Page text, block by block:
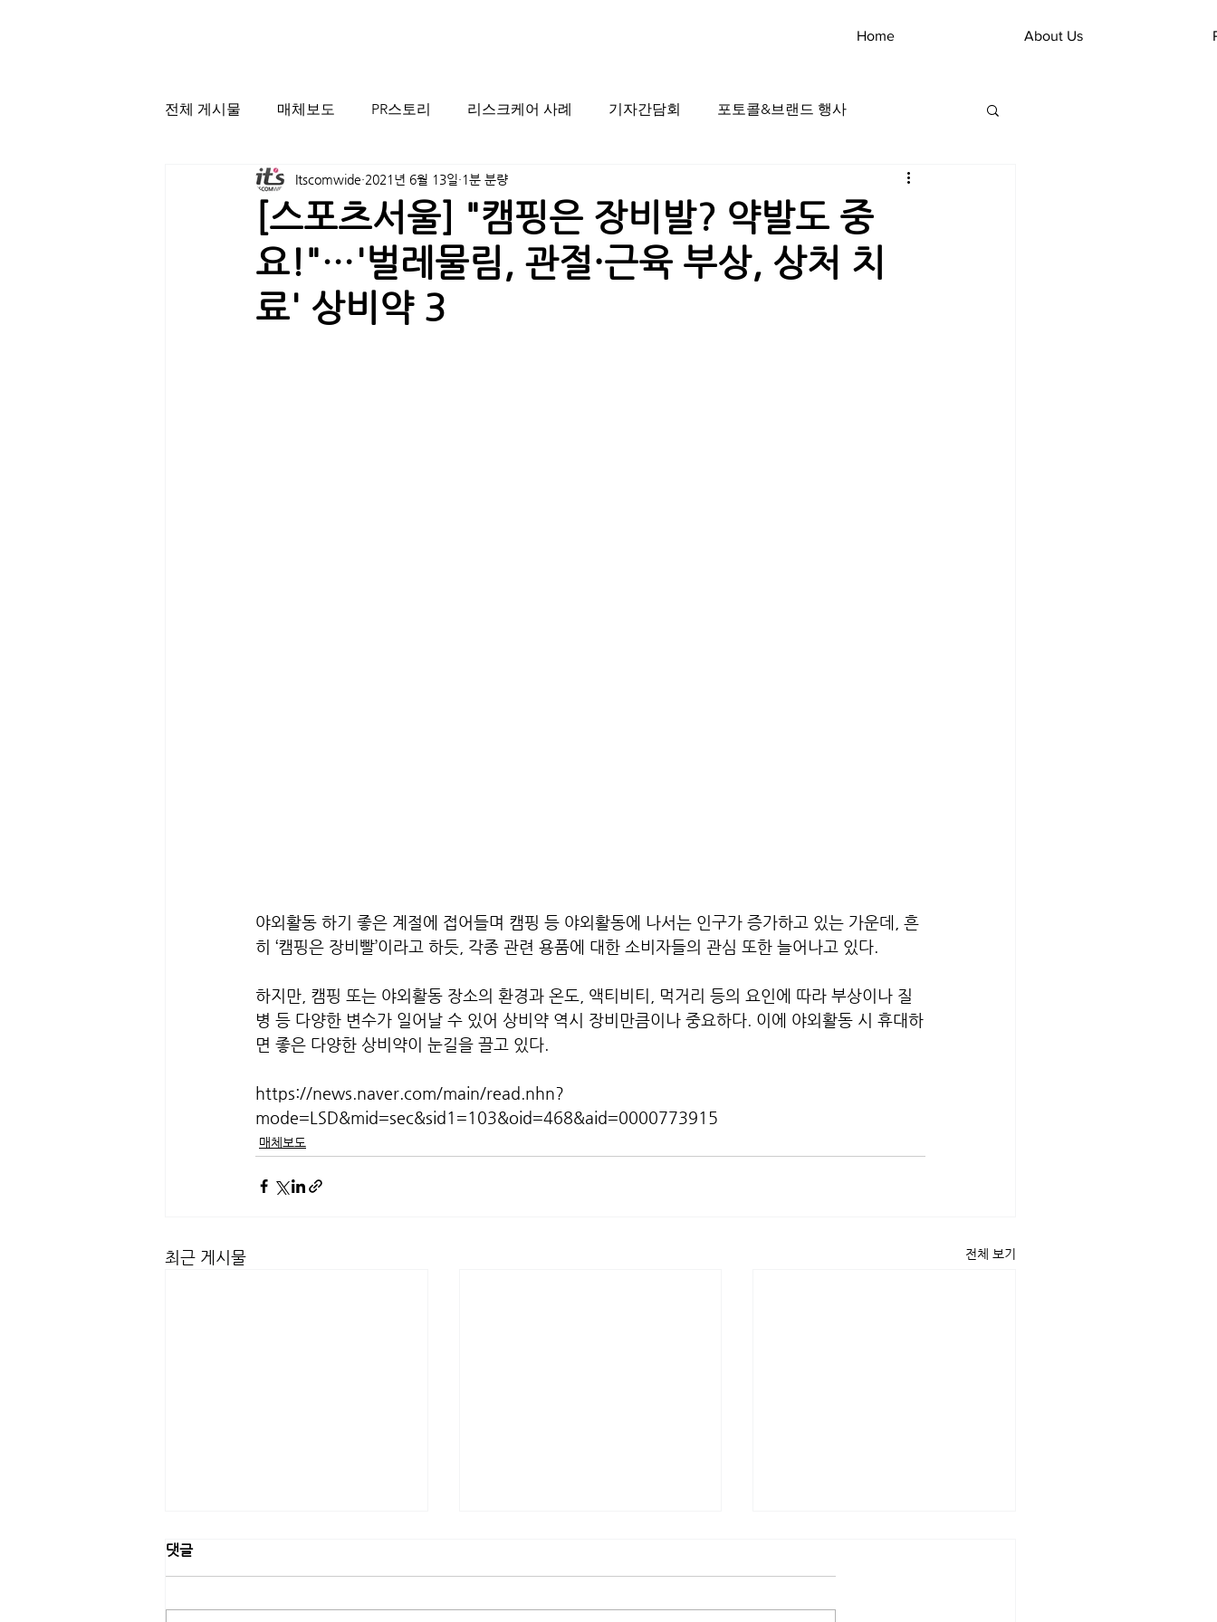
Home About Us
전체 게시물 매체보도 PR스토리 리스크케어 사례 기자간담회 포토콜&브랜드 행사
[스포츠서울] "캠핑은 장비발? 약발도 중
요!"…'벌레물림, 관절·근육 부상, 상처 치
료' 상비약 3
Itscomwide 2021년 6월 13일 1분 분량
야외활동 하기 좋은 계절에 접어들며 캠핑 등 야외활동에 나서는 인구가 증가하고 있는 가운데, 흔
히 ‘캠핑은 장비빨’이라고 하듯, 각종 관련 용품에 대한 소비자들의 관심 또한 늘어나고 있다.
하지만, 캠핑 또는 야외활동 장소의 환경과 온도, 액티비티, 먹거리 등의 요인에 따라 부상이나 질
병 등 다양한 변수가 일어날 수 있어 상비약 역시 장비만큼이나 중요하다. 이에 야외활동 시 휴대하
면 좋은 다양한 상비약이 눈길을 끌고 있다.
https://news.naver.com/main/read.nhn?
mode=LSD&mid=sec&sid1=103&oid=468&aid=0000773915
매체보도
최근 게시물 전체 보기
댓글